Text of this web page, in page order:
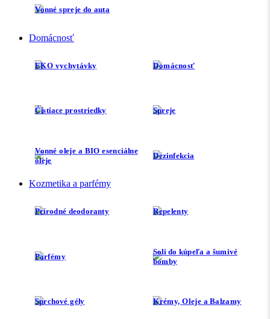
Vonné spreje do auta
Domácnosť
EKO vychytávky Domácnosť
Čistiace prostriedky Spreje
Vonné oleje a BIO esenciálne
oleje
Dezinfekcia
Kozmetika a parfémy
Prírodné deodoranty Repelenty
Parfémy
Soli do kúpeľa a šumivé
bomby
Sprchové gély Krémy, Oleje a Balzamy